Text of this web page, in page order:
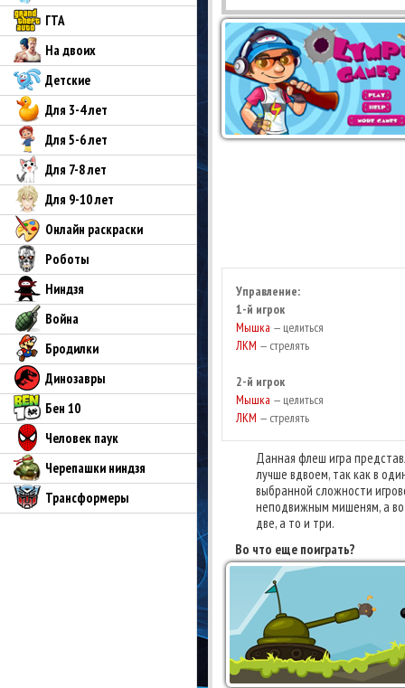
ГТА
На двоих
Детские
Для 3-4 лет
Для 5-6 лет
Для 7-8 лет
Для 9-10 лет
Онлайн раскраски
Роботы
Ниндзя
Война
Бродилки
Динозавры
Бен 10
Человек паук
Черепашки ниндзя
Трансформеры
Управление:
1-й игрок
Мышка — целиться
ЛКМ — стрелять
2-й игрок
Мышка — целиться
ЛКМ — стрелять
Данная флеш игра
лучше вдвоем, так как в
выбранной сложности
неподвижным мишеням, а
две, а то и три.
Во что еще поиграть?